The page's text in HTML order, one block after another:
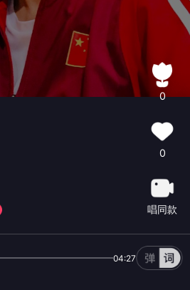
0
0
唱同款
04:27